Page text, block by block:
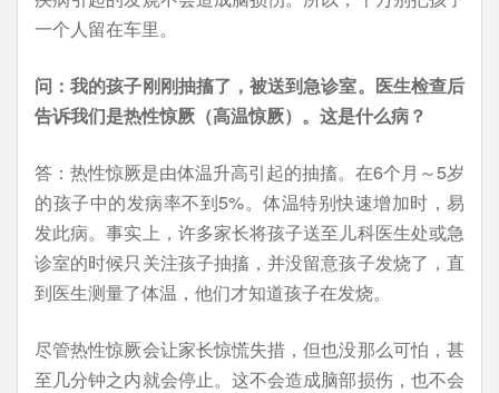
一个人留在车里。
问：我的孩子刚刚抽搐了，被送到急诊室。医生检查后
告诉我们是热性惊厥（高温惊厥）。这是什么病？
答：热性惊厥是由体温升高引起的抽搐。在6个月～5岁
的孩子中的发病率不到5%。体温特别快速增加时，易
发此病。事实上，许多家长将孩子送至儿科医生处或急
诊室的时候只关注孩子抽搐，并没留意孩子发烧了，直
到医生测量了体温，他们才知道孩子在发烧。
尽管热性惊厥会让家长惊慌失措，但也没那么可怕，甚
至几分钟之内就会停止。这不会造成脑部损伤，也不会